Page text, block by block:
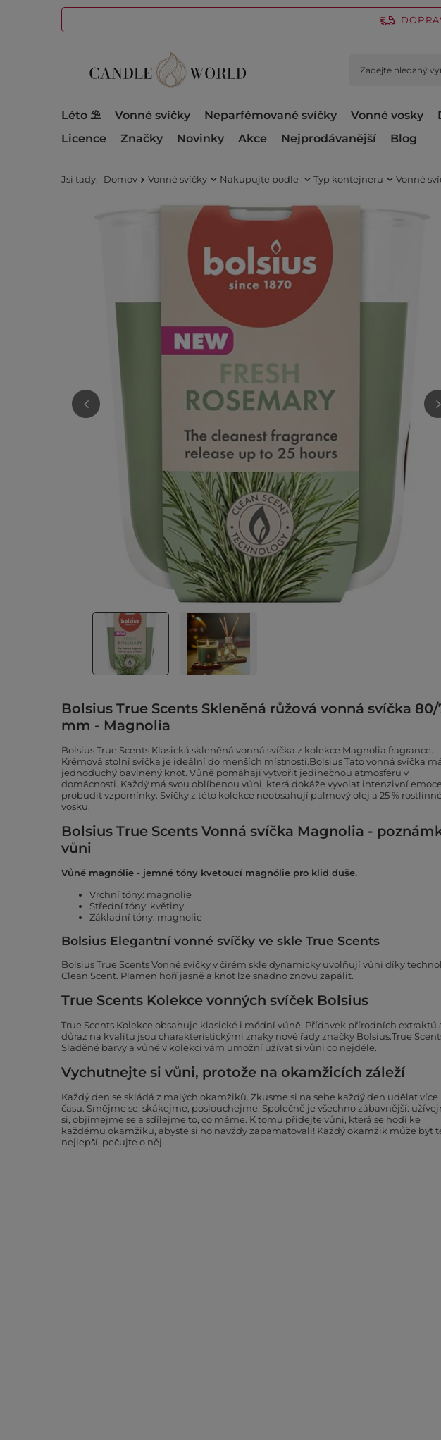
Léto ⛱️ Vonné svíčky Neparfémované svíčky Vonné vosky
Licence
Značky Novinky Akce Nejprodávanější Blog
Jsi tady: Domov Vonné svíčky Nakupujte podle Typ kontejneru Vonné
Bolsius True Scents Skleněná růžová vonná svíčka 80/
mm - Magnolia
Bolsius True Scents Klasická skleněná vonná svíčka z kolekce Magnolia fragrance.
Krémová stolní svíčka je ideální do menších místností.Bolsius Tato vonná svíčka
jednoduchý bavlněný knot. Vůně pomáhají vytvořit jedinečnou atmosféru v
domácnosti. Každý má svou oblíbenou vůni, která dokáže vyvolat intenzivní
probudit vzpomínky. Svíčky z této kolekce neobsahují palmový olej a 25 %
vosku.
Bolsius True Scents Vonná svíčka Magnolia -
vůni
Vůně magnólie - jemné tóny kvetoucí magnólie pro klid duše.
Vrchní tóny: magnolie
Střední tóny: květiny
Základní tóny: magnolie
Bolsius Elegantní vonné svíčky ve skle True Scents
Bolsius True Scents Vonné svíčky v čirém skle dynamicky uvolňují vůni díky
Clean Scent. Plamen hoří jasně a knot lze snadno znovu zapálit.
True Scents Kolekce vonných svíček Bolsius
True Scents Kolekce obsahuje klasické i módní vůně. Přídavek přírodních extraktů
důraz na kvalitu jsou charakteristickými znaky nové řady značky Bolsius.True
Sladěné barvy a vůně v kolekci vám umožní užívat si vůni co nejdéle.
Vychutnejte si vůni, protože na okamžicích záleží
Každý den se skládá z malých okamžiků. Zkusme si na sebe každý den udělat více
času. Smějme se, skákejme, poslouchejme. Společně je všechno zábavnější:
si, objímejme se a sdílejme to, co máme. K tomu přidejte vůni, která se hodí ke
každému okamžiku, abyste si ho navždy zapamatovali! Každý okamžik může být
nejlepší, pečujte o něj.